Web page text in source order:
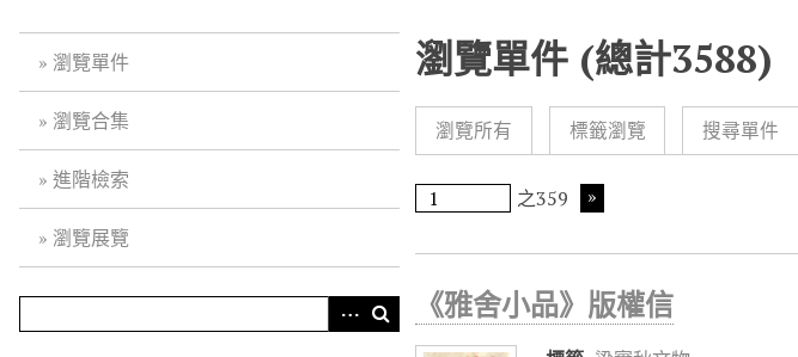
瀏覽單件
瀏覽合集
進階檢索
瀏覽展覽
瀏覽單件 (總計3588)
瀏覽所有 標籤瀏覽 搜尋單件
之359
《雅舍小品》版權信